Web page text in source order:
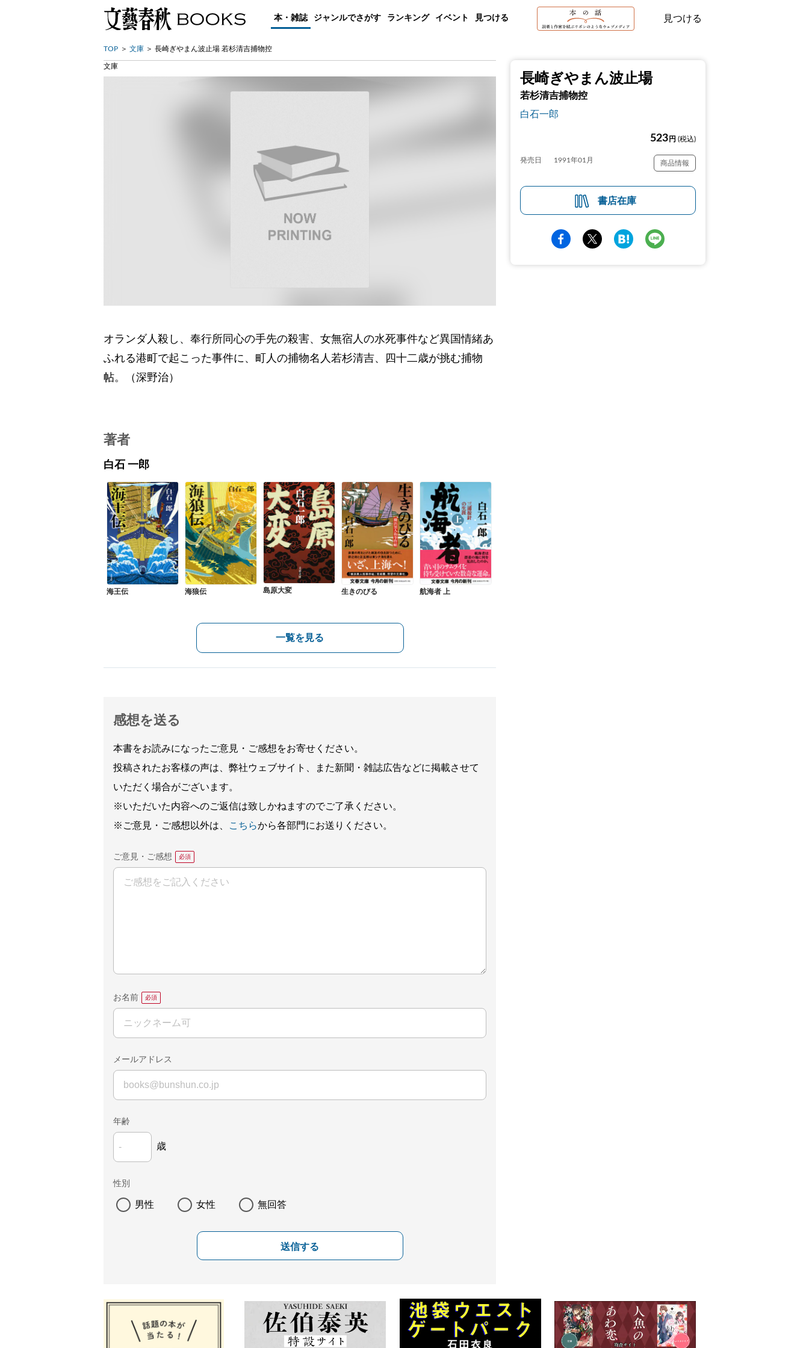
本・雑誌 ジャンルでさがす ランキング イベント 見つける 見つける
TOP 文庫 長崎ぎやまん波止場 若杉清吉捕物控
長崎ぎやまん波止場
若杉清吉捕物控
白石一郎
523 円 (税込)
発売日 1991年01月 商品情報
書店在庫
文庫
オランダ人殺し、奉行所同心の手先の殺害、女無宿人の水死事件など異国情緒あ
ふれる港町で起こった事件に、町人の捕物名人若杉清吉、四十二歳が挑む捕物
帖。（深野治）
著者
白石 一郎
海王伝 海狼伝 島原大変 生きのびる 航海者 上
一覧を見る
感想を送る
本書をお読みになったご意見・ご感想をお寄せください。
投稿されたお客様の声は、弊社ウェブサイト、また新聞・雑誌広告などに掲載させて
いただく場合がございます。
※いただいた内容へのご返信は致しかねますのでご了承ください。
※ご意見・ご感想以外は、
こちらから各部門にお送りください。
ご意見・ご感想
お名前
メールアドレス
年齢
歳
性別
男性 女性 無回答
送信する